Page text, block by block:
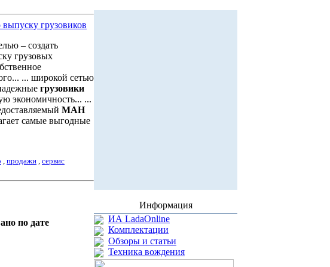
грузовиков
– создать
грузовых
... широкой сетью
грузовики
экономичность... ...
МАН
самые выгодные
, продажи , сервис
по дате
Информация
ИА LadaOnline
Комплектации
Обзоры и статьи
Техника вождения